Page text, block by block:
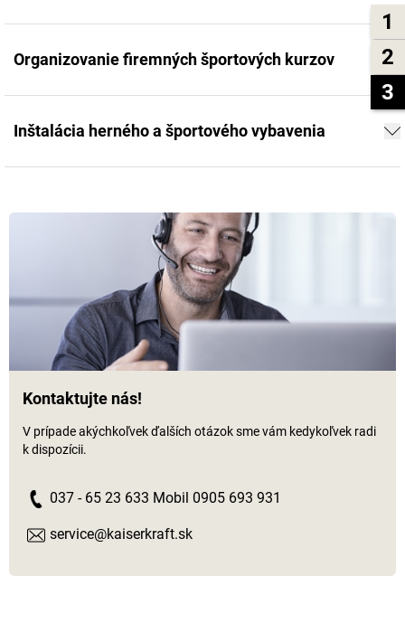
1
2
3
Organizovanie firemných športových kurzov
Inštalácia herného a športového vybavenia
Kontaktujte nás!
V prípade akýchkoľvek ďalších otázok sme vám kedykoľvek radi
k dispozícii.
037 - 65 23 633 Mobil 0905 693 931
service@kaiserkraft.sk